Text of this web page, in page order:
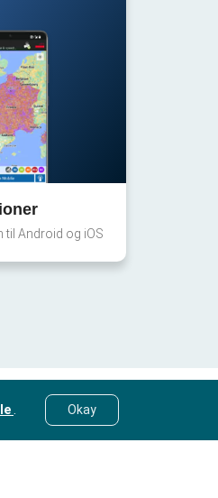
til Android og iOS
Okay